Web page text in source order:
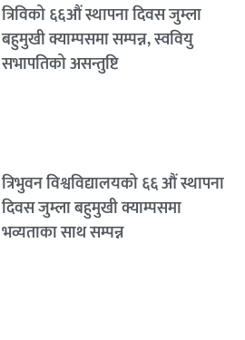
त्रिविको ६६औं स्थापना दिवस जुम्ला
बहुमुखी क्याम्पसमा सम्पन्न, स्ववियु
सभापतिको असन्तुष्टि
त्रिभुवन विश्वविद्यालयको ६६ औं स्थापना
दिवस जुम्ला बहुमुखी क्याम्पसमा
भव्यताका साथ सम्पन्न